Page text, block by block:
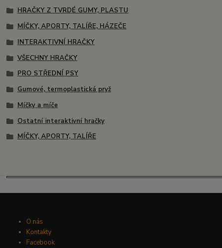
HRAČKY Z TVRDÉ GUMY, PLASTU
MÍČKY, APORTY, TALÍŘE, HÁZEČE
INTERAKTIVNÍ HRAČKY
VŠECHNY HRAČKY
PRO STŘEDNÍ PSY
Gumové, termoplastická pryž
Míčky a míče
Ostatní interaktivní hračky
MÍČKY, APORTY, TALÍŘE
O nás
Kontakty
Facebook